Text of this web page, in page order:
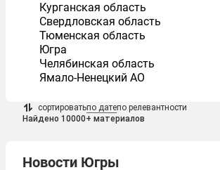
Курганская область
Свердловская область
Тюменская область
Югра
Челябинская область
Ямало-Ненецкий АО
сортироватьпо датепо релевантности
Найдено 10000+ материалов
Новости Югры